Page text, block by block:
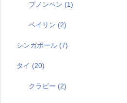
プノンペン (1)
ペイリン (2)
シンガポール (7)
タイ (20)
クラビー (2)